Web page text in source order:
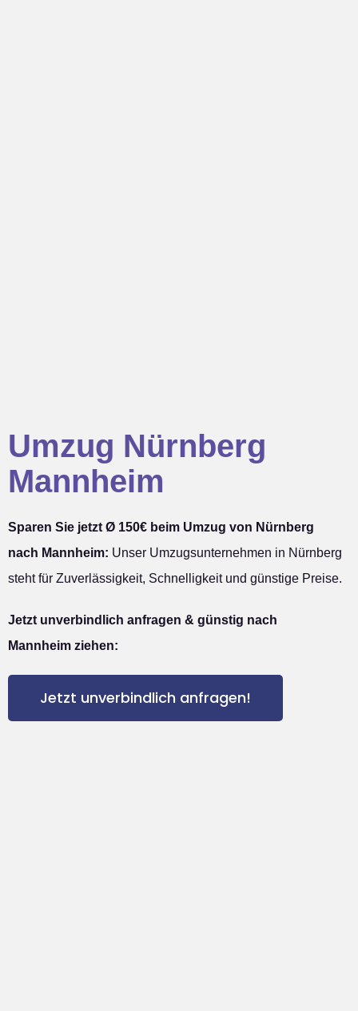
Umzug Nürnberg
Mannheim
Sparen Sie jetzt Ø 150€ beim Umzug von Nürnberg
nach Mannheim: Unser Umzugsunternehmen in Nürnberg
steht für Zuverlässigkeit, Schnelligkeit und günstige Preise.
Jetzt unverbindlich anfragen & günstig nach
Mannheim ziehen:
Jetzt unverbindlich anfragen!